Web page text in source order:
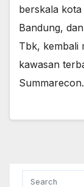
berskala kota
Bandung,
Tbk, kembali
kawasan